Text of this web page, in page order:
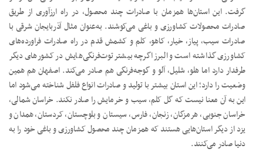
گرفت. این استان‌ها همزمان با صادرات چند محصول، در راه ارزآوری از طریق
صادرات محصولات کشاورزی و باغی می‌کوشند. به‌عنوان مثال آذربایجان شرقی با
صادرات سیب، پیاز، خیار، کاهو، کلم و کشمش قدم در راه صادرات فراورده‌های
کشاورزی گذاشته است و البرز اگرچه بیشتر توت‌فرنگی‌هایش در کشورهای دیگر
طرفدار دارد اما هلو، شلیل، آلو و گوجه‌فرنگی هم صادر می‌کند. اصفهان هم همین
وضعیت را دارد؛ این استان بیشتر با تولید و صادرات انواع فلفل شناخته می‌شود اما
این به آن معنا نیست که گل کلم، سیب و خرمایش را صادر نکند. خراسان شمالی،
خراسان جنوبی، هرمزگان، زنجان، فارس، سیستان و بلوچستان، کردستان، همدان و
یزد از دیگر استان‌هایی هستند که همزمان چند محصول کشاورزی و باغی خود را به
دنیا صادر می‌کنند.